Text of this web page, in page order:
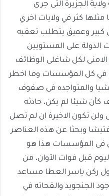
الجزيرة التى جرى
كثر في ولايات اخري
كبير وعميق يتطلب تعقبه
على المستويين
الامنى لكل شاغلى الوظائف
في كل المؤسسات وما اخطر
والمتواجده فى صفوف
كأن شيئا لم يكن، حادثه
ولن تكون الاخيرة ان لم تصل
وبحثا عن هذه العناصر
فى المؤسسات هذا هو
قبل فوات الآوان، من
ركن ياسر العطا مساعد
الجنجويد والقحاته في